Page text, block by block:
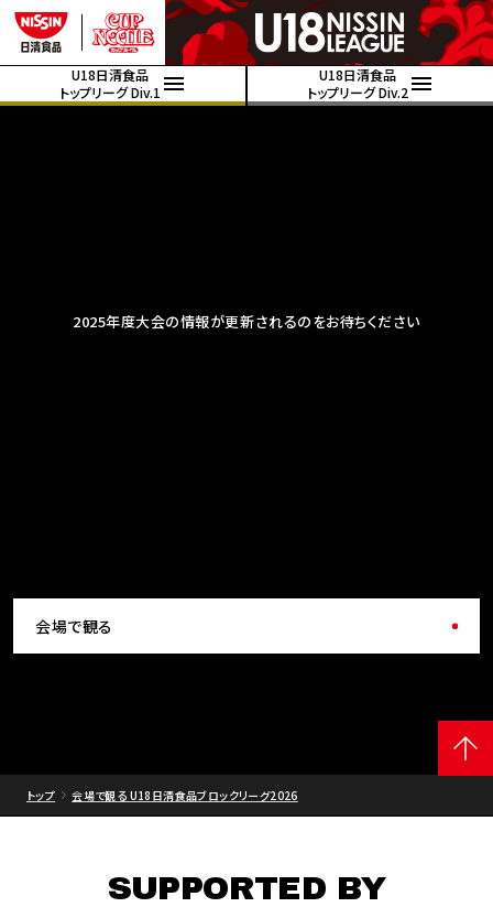
U18日清食品
トップリーグ Div.1
U18日清食品
トップリーグ Div.2
2025年度大会の情報が更新されるのをお待ちください
会場で観る
トップ 会場で観る U18日清食品ブロックリーグ2026
SUPPORTED BY